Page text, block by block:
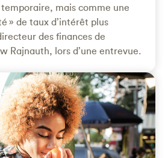
mais comme une
» de taux d’intérêt plus
des finances de
Rajnauth, lors d’une entrevue.